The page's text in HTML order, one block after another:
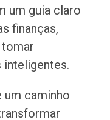
um guia claro
finanças,
inteligentes.
caminho